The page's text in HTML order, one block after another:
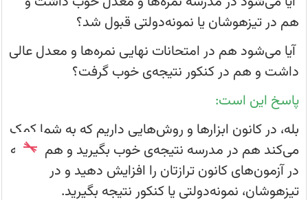
شد
و
نمره‌های
خوب
و
معدل
خوب
هم در تیزهوشان یا نمونه‌دولتی قبول شد؟
آیا می‌شود هم در امتحانات نهایی نمره‌ها و معدل عالی
داشت و هم در کنکور نتیجه‌ی خوب گرفت؟
پاسخ این است:
بله، در کانون ابزارها و روش‌هایی داریم که به شما کمک
می‌کند هم در مدرسه نتیجه‌ی خوب بگیرید و هم این‌که
در آزمون‌های کانون ترازتان را افزایش دهید و در
تیزهوشان، نمونه‌دولتی یا کنکور نتیجه بگیرید.